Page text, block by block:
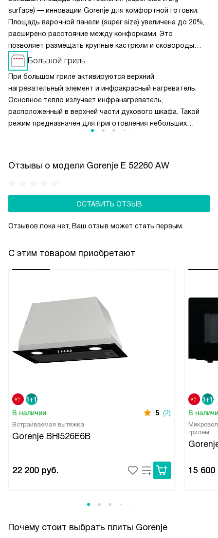
surface) — инновации Gorenje для комфортной готовки.
Площадь варочной панели (super size) увеличена до 20%,
расширено расстояние между конфорками. Это
позволяет размещать крупные кастрюли и сковороды
одновременно, не мешая друг другу. Чугунные решётки
обеспечивают устойчивость посуды при перемещении.
Конструкция (super size) в духовках предлагает
увеличенную камеру и противни макси-формата. Полная
ширина духовки используется эффективно, а равномерная
циркуляция воздуха гарантирует идеальное пропекание
блюд на всех уровнях.
Большой гриль
При большом гриле активируются верхний
нагревательный элемент и инфракрасный нагреватель.
Основное тепло излучает инфранагреватель,
расположенный в верхней части духового шкафа. Такой
режим предназначен для приготовления небольших
Отзывы о модели Gorenje E 52260 AW
ОСТАВИТЬ ОТЗЫВ
Отзывов пока нет, Ваш отзыв может стать первым.
С этим товаром приобретают
В наличии 5 (2)
Встраиваемая вытяжка
Gorenje BHI526E6B
22 200 руб.
В
грилем
15 600
Почему стоит выбрать плиты Gorenje